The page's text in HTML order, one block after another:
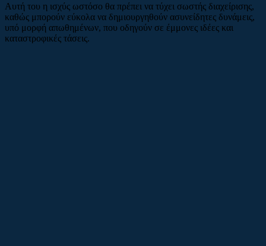
Αυτή του η ισχύς ωστόσο θα πρέπει να τύχει σωστής διαχείρισης,
καθώς μπορούν εύκολα να δημιουργηθούν ασυνείδητες δυνάμεις,
υπό μορφή απωθημένων, που οδηγούν σε έμμονες ιδέες και
καταστροφικές τάσεις.